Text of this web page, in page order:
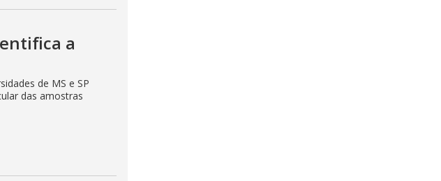
a
de MS e SP
das amostras